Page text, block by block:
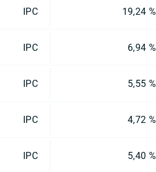
IPC 19,24 %
IPC 6,94 %
IPC 5,55 %
IPC 4,72 %
IPC 5,40 %